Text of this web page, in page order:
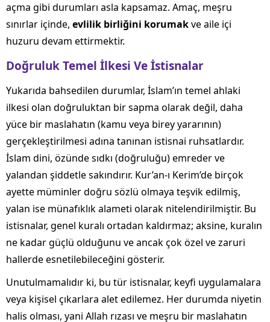
açma gibi durumları asla kapsamaz. Amaç, meşru
sınırlar içinde, evlilik birliğini korumakve aile içi
huzuru devam ettirmektir.
Doğruluk Temel İlkesi Ve İstisnalar
Yukarıda bahsedilen durumlar, İslam’ın temel ahlaki
ilkesi olan doğruluktan bir sapma olarak değil, daha
yüce bir maslahatın (kamu veya birey yararının)
gerçekleştirilmesi adına tanınan istisnai ruhsatlardır.
İslam dini, özünde sıdkı (doğruluğu) emreder ve
yalandan şiddetle sakındırır. Kur’an-ı Kerim’de birçok
ayette müminler doğru sözlü olmaya teşvik edilmiş,
yalan ise münafıklık alameti olarak nitelendirilmiştir. Bu
istisnalar, genel kuralı ortadan kaldırmaz; aksine, kuralın
ne kadar güçlü olduğunu ve ancak çok özel ve zaruri
hallerde esnetilebileceğini gösterir.
Unutulmamalıdır ki, bu tür istisnalar, keyfi uygulamalara
veya kişisel çıkarlara alet edilemez. Her durumda niyetin
halis olması, yani Allah rızası ve meşru bir maslahatın